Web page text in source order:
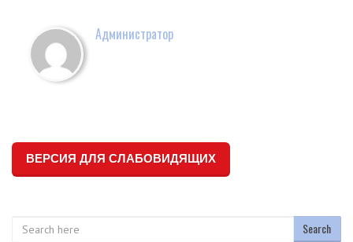
Администратор
ВЕРСИЯ ДЛЯ СЛАБОВИДЯЩИХ